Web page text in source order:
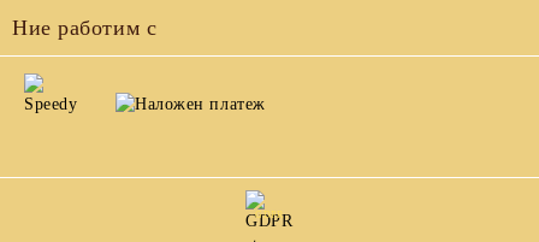
Ние работим с
GDPR